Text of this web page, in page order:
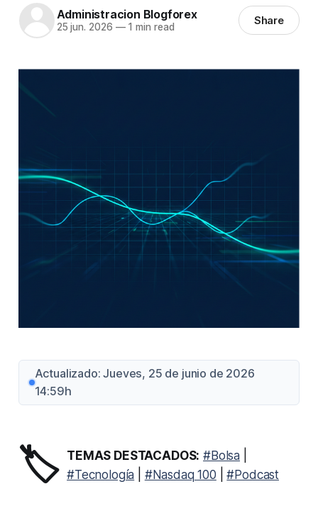
Administracion Blogforex
25 jun. 2026 —1 min read Share
Actualizado: Jueves, 25 de junio de 2026
14:59h
🏷️ TEMAS DESTACADOS: #Bolsa
#Tecnología
#Nasdaq 100 |#Podcast